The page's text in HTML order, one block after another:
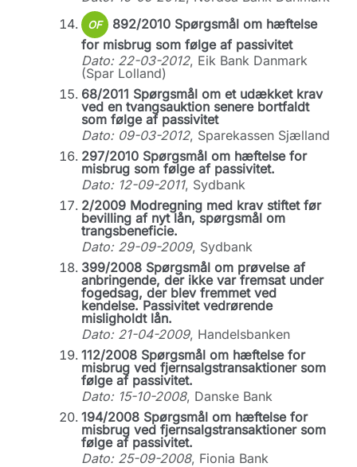
OF
892/2010 Spørgsmål om hæftelse
for misbrug som følge af passivitet
Dato: 22-03-2012, Eik Bank Danmark
(Spar Lolland)
68/2011 Spørgsmål om et udækket krav
ved en tvangsauktion senere bortfaldt
som følge af passivitet
Dato: 09-03-2012, Sparekassen Sjælland
297/2010 Spørgsmål om hæftelse for
misbrug som følge af passivitet.
Dato: 12-09-2011, Sydbank
2/2009 Modregning med krav stiftet før
bevilling af nyt lån, spørgsmål om
trangsbeneficie.
Dato: 29-09-2009, Sydbank
399/2008 Spørgsmål om prøvelse af
anbringende, der ikke var fremsat under
fogedsag, der blev fremmet ved
kendelse. Passivitet vedrørende
misligholdt lån.
Dato: 21-04-2009, Handelsbanken
112/2008 Spørgsmål om hæftelse for
misbrug ved fjernsalgstransaktioner som
følge af passivitet.
Dato: 15-10-2008, Danske Bank
194/2008 Spørgsmål om hæftelse for
misbrug ved fjernsalgstransaktioner som
følge af passivitet.
Dato: 25-09-2008, Fionia Bank